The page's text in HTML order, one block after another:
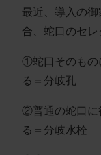
最近、導入の
合、蛇口のセレ
①蛇口そのもの
る＝分岐孔
②普通の蛇口に
る＝分岐水栓